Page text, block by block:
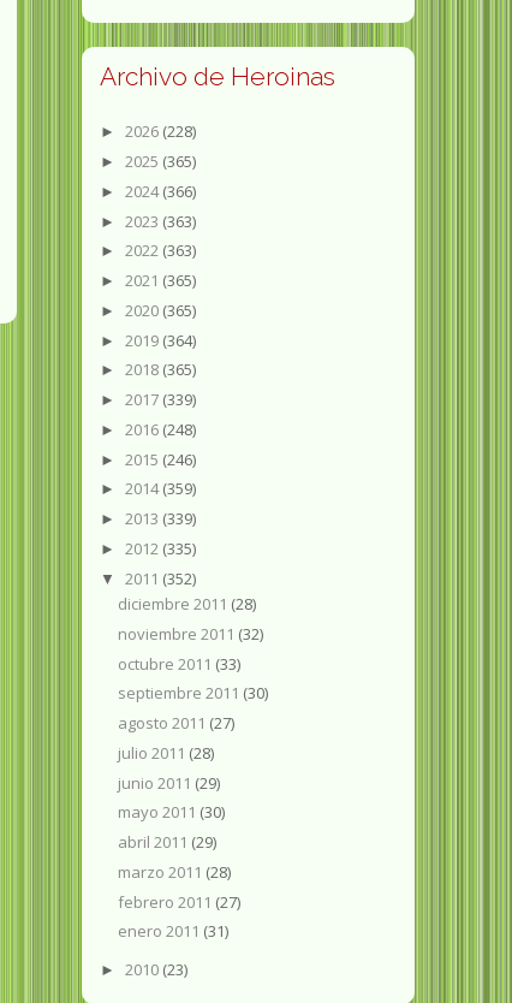
Archivo de Heroinas
► 2026 (228)
► 2025 (365)
► 2024(366)
► 2023 (363)
► 2022 (363)
► 2021 (365)
► 2020 (365)
► 2019 (364)
► 2018 (365)
► 2017 (339)
► 2016 (248)
► 2015 (246)
► 2014(359)
► 2013 (339)
► 2012 (335)
▼ 2011 (352)
diciembre 2011 (28)
noviembre 2011 (32)
octubre 2011 (33)
septiembre 2011 (30)
agosto 2011 (27)
julio 2011 (28)
junio 2011 (29)
mayo 2011 (30)
abril 2011 (29)
marzo 2011 (28)
febrero 2011 (27)
enero 2011 (31)
► 2010 (23)